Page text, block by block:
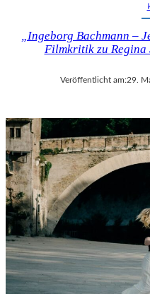
„Ingeborg Bachmann –
Filmkritik zu
Veröffentlicht am:29.